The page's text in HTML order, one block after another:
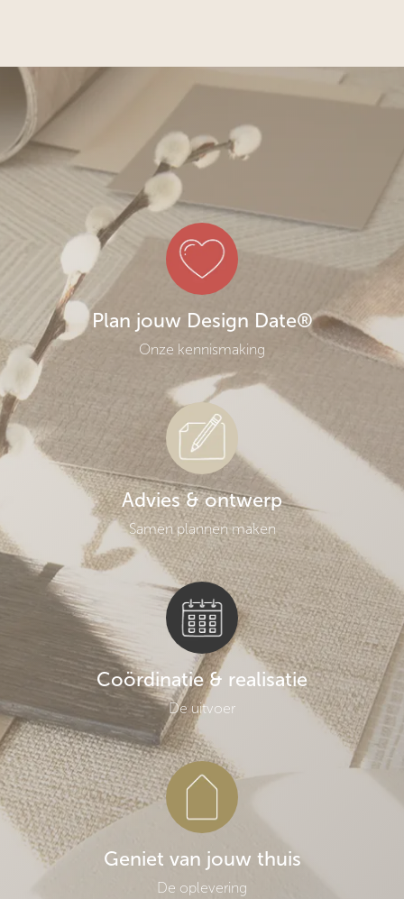
Plan jouw Design Date®
Onze kennismaking
Advies & ontwerp
Samen plannen maken
Coördinatie & realisatie
De uitvoer
Geniet van jouw thuis
De oplevering